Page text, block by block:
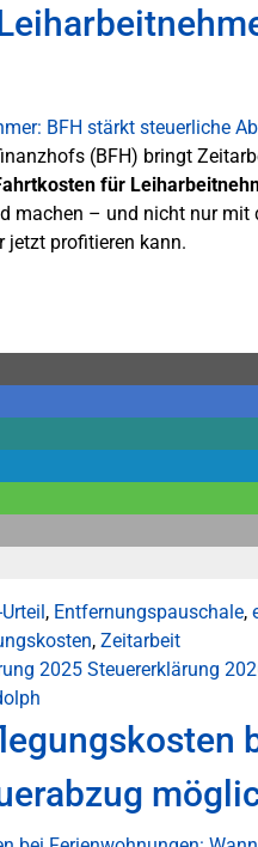
(BFH) bringt
für
machen – und nicht nur
jetzt profitieren kann.
, Entfernungspauschale,
, Zeitarbeit
2025 Steuererklärung